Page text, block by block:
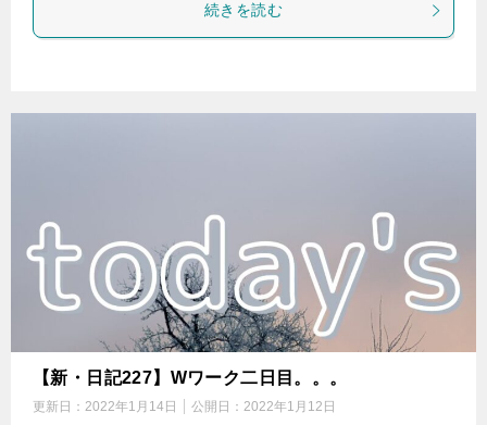
続きを読む
【新・日記227】Wワーク二日目。。。
更新日： 2022年1月14日 公開日： 2022年1月12日